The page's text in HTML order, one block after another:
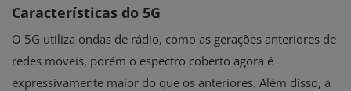
Características do 5G
O 5G utiliza ondas de rádio, como as gerações anteriores de
redes móveis, porém o espectro coberto agora é
expressivamente maior do que os anteriores. Além disso, a